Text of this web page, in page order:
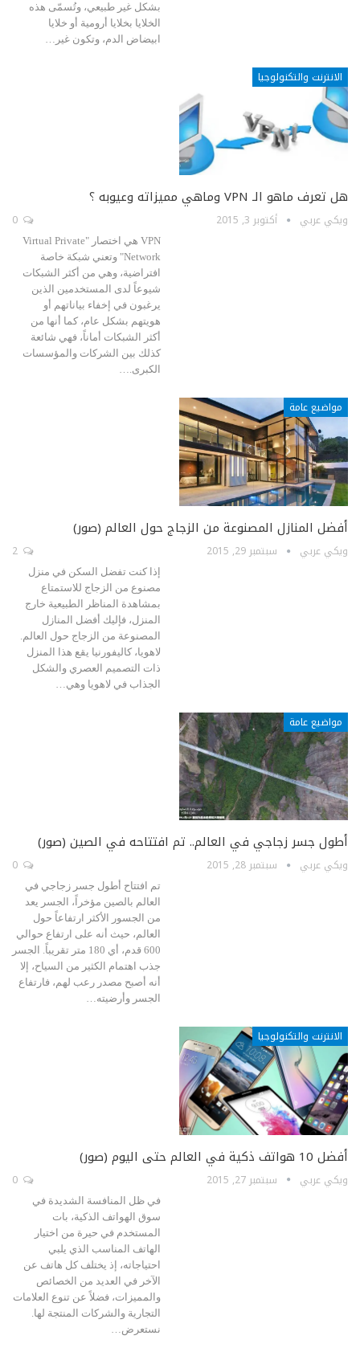
بشكل غير طبيعي، وتُسمّى هذه
الخلايا بخلايا أرومية أو خلايا
ابيضاض الدم، وتكون غير…
الانترنت والتكنولوجيا
هل تعرف ماهو الـ VPN وماهي مميزاته وعيوبه ؟
ويكي عربي أكتوبر 3, 2015
VPN هي اختصار "Virtual Private
Network" وتعني شبكة خاصة
افتراضية، وهي من أكثر الشبكات
شيوعاً لدى المستخدمين الذين
يرغبون في إخفاء بياناتهم أو
هويتهم بشكل عام، كما أنها من
أكثر الشبكات أماناً، فهي شائعة
كذلك بين الشركات والمؤسسات
الكبرى.…
مواضيع عامة
أفضل المنازل المصنوعة من الزجاج حول العالم (صور)
ويكي عربي سبتمبر 29, 2015
إذا كنت تفضل السكن في منزل
مصنوع من الزجاج للاستمتاع
بمشاهدة المناظر الطبيعية خارج
المنزل، فإليك أفضل المنازل
المصنوعة من الزجاج حول العالم.
لاهويا، كاليفورنيا يقع هذا المنزل
ذات التصميم العصري والشكل
الجذاب في لاهويا وهي…
مواضيع عامة
أطول جسر زجاجي في العالم.. تم افتتاحه في الصين (صور)
ويكي عربي سبتمبر 28, 2015
تم افتتاح أطول جسر زجاجي في
العالم بالصين مؤخراً، الجسر يعد
من الجسور الأكثر ارتفاعاً حول
العالم، حيث أنه على ارتفاع حوالي
600 قدم، أي 180 متر تقريباً. الجسر
جذب اهتمام الكثير من السياح، إلا
أنه أصبح مصدر رعب لهم، فارتفاع
الجسر وأرضيته…
الانترنت والتكنولوجيا
أفضل 10 هواتف ذكية في العالم حتى اليوم (صور)
ويكي عربي سبتمبر 27, 2015
في ظل المنافسة الشديدة في
سوق الهواتف الذكية، بات
المستخدم في حيرة من اختيار
الهاتف المناسب الذي يلبي
احتياجاته، إذ يختلف كل هاتف عن
الآخر في العديد من الخصائص
والمميزات، فضلاً عن تنوع العلامات
التجارية والشركات المنتجة لها.
نستعرض…